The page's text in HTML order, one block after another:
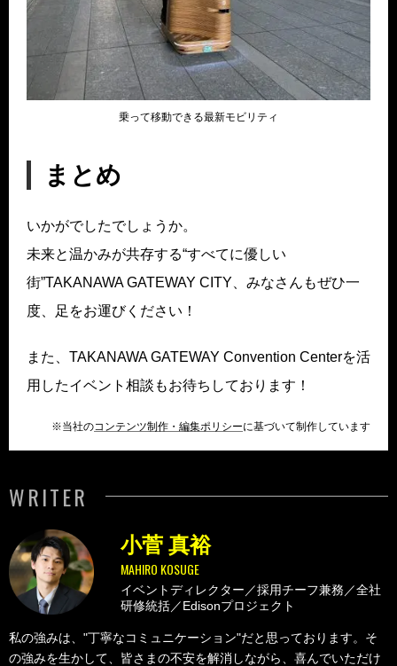
乗って移動できる最新モビリティ
まとめ
いかがでしたでしょうか。
未来と温かみが共存する“すべてに優しい
街”TAKANAWA GATEWAY CITY、みなさんもぜひ一
度、足をお運びください！
また、TAKANAWA GATEWAY Convention Centerを活
用したイベント相談もお待ちしております！
※当社のコンテンツ制作・編集ポリシーに基づいて制作しています
WRITER
MAHIRO KOSUGE
小菅 真裕
イベントディレクター／採用チーフ兼務／全社
研修統括／Edisonプロジェクト
私の強みは、"丁寧なコミュニケーション"だと思っております。そ
の強みを生かして、皆さまの不安を解消しながら、喜んでいただけ